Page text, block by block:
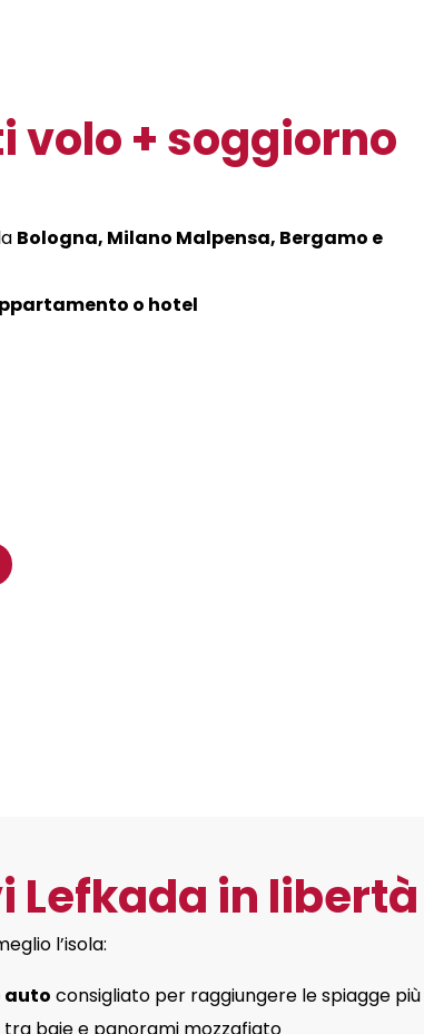
volo + soggiorno
Bologna, Milano Malpensa, Bergamo e
o hotel
Lefkada in libertà
l’isola:
auto consigliato per raggiungere le spiagge
tra baie e panorami mozzafiato